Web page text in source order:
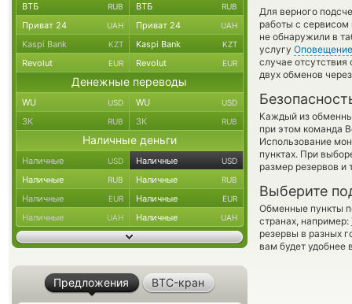
Для верного
работы с
не обнаружили в
услугу Оповещение
случае
двух обменов
Каждый из
при этом команда
Использование
пунктах. При
размер резервов и
Выберите
Обменные пункты
странах, например:
резервы в разных
вам будет удобнее
ВТБ RUB ВТБ RUB
Приват 24 UAH Приват 24 UAH
Kaspi Bank KZT Kaspi Bank KZT
Revolut EUR Revolut EUR
Денежные переводы
WU USD WU USD
ЗК RUB ЗК RUB
Наличные деньги
Наличные USD Наличные USD
Наличные RUB Наличные RUB
Наличные EUR Наличные EUR
Наличные UAH Наличные UAH
Предложения BTC-кран